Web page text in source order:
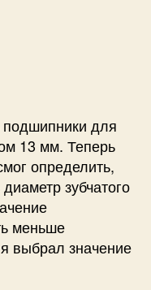
подшипники для
13 мм. Теперь
определить,
зубчатого
меньше
выбрал значение